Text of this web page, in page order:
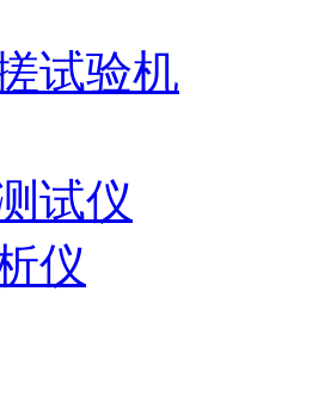
试验机
试仪
仪